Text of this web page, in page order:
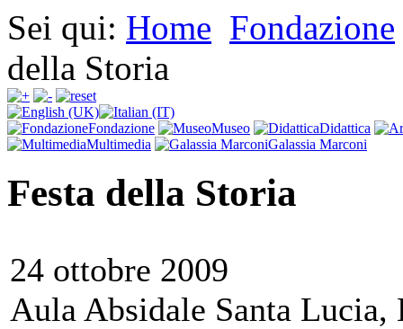
Sei qui: Home Fondazione
della Storia
Fondazione Museo
Didattica
Multimedia
Galassia Marconi
Festa della Storia
24 ottobre 2009
Aula Absidale Santa Lucia,